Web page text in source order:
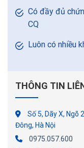
Có đầy đủ
CQ
Luôn có nhiều
THÔNG TIN
Số 5, Dãy X, Ngõ
Đông, Hà Nội
0975.057.600